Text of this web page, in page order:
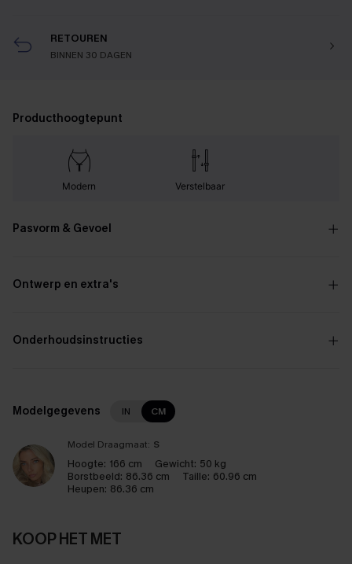
RETOUREN
BINNEN 30 DAGEN
Producthoogtepunt
Modern Verstelbaar
Pasvorm & Gevoel
Ontwerp en extra's
Onderhoudsinstructies
Modelgegevens IN CM
Model Draagmaat: S
Hoogte: 166 cm Gewicht: 50 kg
Borstbeeld: 86.36 cm Taille: 60.96 cm
Heupen: 86.36 cm
KOOP HET MET